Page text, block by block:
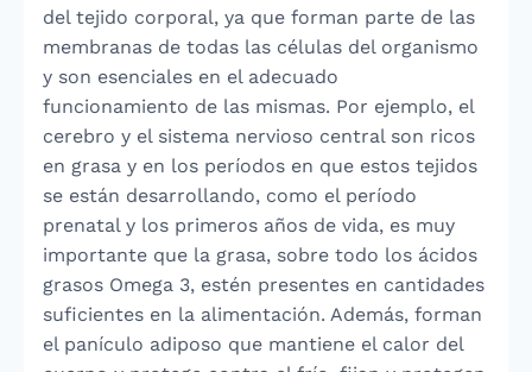
del tejido corporal, ya que forman parte de las
membranas de todas las células del organismo
y son esenciales en el adecuado
funcionamiento de las mismas. Por ejemplo, el
cerebro y el sistema nervioso central son ricos
en grasa y en los períodos en que estos tejidos
se están desarrollando, como el período
prenatal y los primeros años de vida, es muy
importante que la grasa, sobre todo los ácidos
grasos Omega 3, estén presentes en cantidades
suficientes en la alimentación. Además, forman
el panículo adiposo que mantiene el calor del